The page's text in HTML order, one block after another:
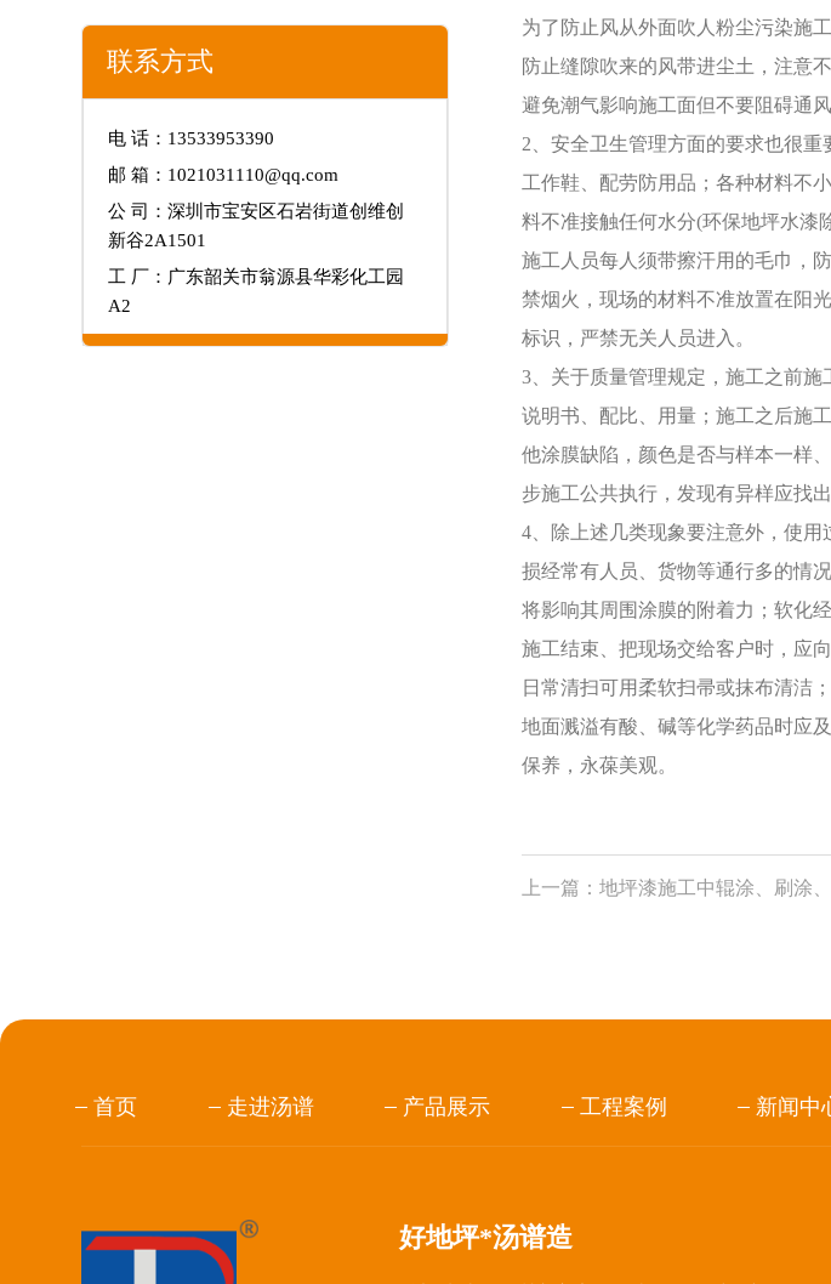
联系方式
电 话：13533953390
邮 箱：1021031110@qq.com
公 司：深圳市宝安区石岩街道创维创
新谷2A1501
工 厂：广东韶关市翁源县华彩化工园
A2
为了防止风从外面吹人粉尘污染施
防止缝隙吹来的风带进尘土，注意
避免潮气影响施工面但不要阻碍通风
2、安全卫生管理方面的要求也很
工作鞋、配劳防用品；各种材料不
料不准接触任何水分(环保地坪水漆
施工人员每人须带擦汗用的毛巾，
禁烟火，现场的材料不准放置在阳
标识，严禁无关人员进入。
3、关于质量管理规定，施工之前
说明书、配比、用量；施工之后施
他涂膜缺陷，颜色是否与样本一样
步施工公共执行，发现有异样应找
4、除上述几类现象要注意外，使
损经常有人员、货物等通行多的情
将影响其周围涂膜的附着力；软化
施工结束、把现场交给客户时，应
日常清扫可用柔软扫帚或抹布清洁
地面溅溢有酸、碱等化学药品时应
保养，永葆美观。
上一篇：地坪漆施工中辊涂、刷涂
首页 走进汤谱 产品展示 工程案例 新闻中
好地坪*汤谱造